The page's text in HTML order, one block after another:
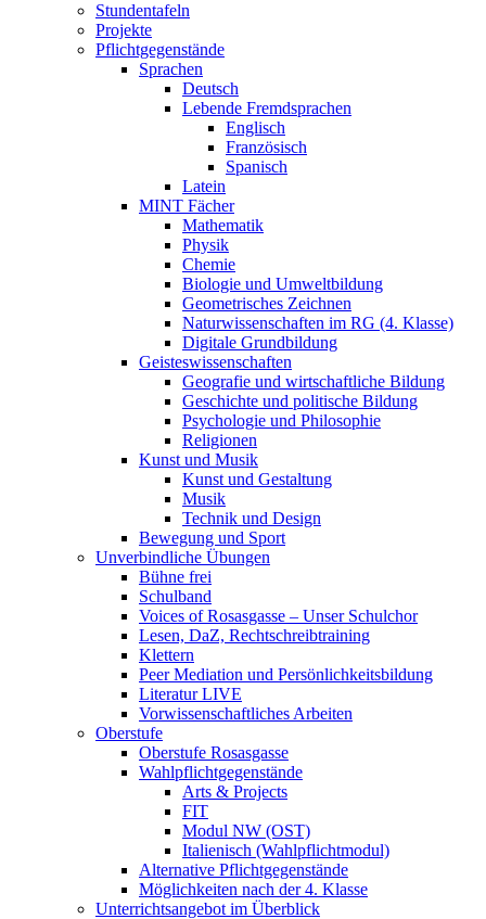
Stundentafeln
Projekte
Pflichtgegenstände
Sprachen
Deutsch
Lebende Fremdsprachen
Englisch
Französisch
Spanisch
Latein
MINT Fächer
Mathematik
Physik
Chemie
Biologie und Umweltbildung
Geometrisches Zeichnen
Naturwissenschaften im RG (4. Klasse)
Digitale Grundbildung
Geisteswissenschaften
Geografie und wirtschaftliche Bildung
Geschichte und politische Bildung
Psychologie und Philosophie
Religionen
Kunst und Musik
Kunst und Gestaltung
Musik
Technik und Design
Bewegung und Sport
Unverbindliche Übungen
Bühne frei
Schulband
Voices of Rosasgasse – Unser Schulchor
Lesen, DaZ, Rechtschreibtraining
Klettern
Peer Mediation und Persönlichkeitsbildung
Literatur LIVE
Vorwissenschaftliches Arbeiten
Oberstufe
Oberstufe Rosasgasse
Wahlpflichtgegenstände
Arts & Projects
FIT
Modul NW (OST)
Italienisch (Wahlpflichtmodul)
Alternative Pflichtgegenstände
Möglichkeiten nach der 4. Klasse
Unterrichtsangebot im Überblick